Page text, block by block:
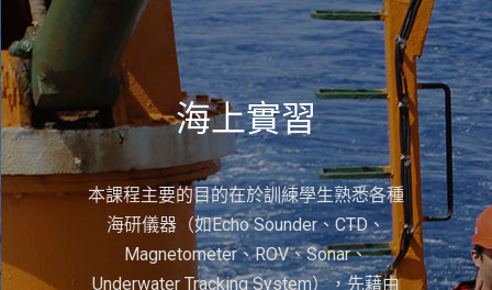
海上實習
本課程主要的目的在於訓練學生熟悉各種
海研儀器（如Echo Sounder、CTD、
Magnetometer、ROV、Sonar、
Underwater Tracking System），先藉由